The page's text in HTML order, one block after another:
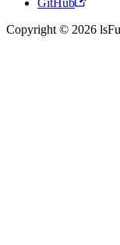
Copyright © 2026